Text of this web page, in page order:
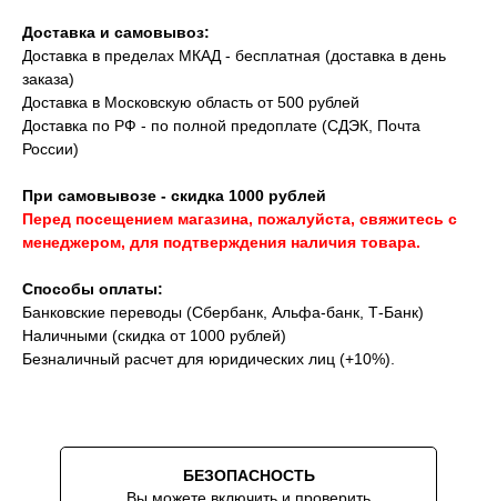
Доставка и самовывоз:
Доставка в пределах МКАД - бесплатная (доставка в день
заказа)
Доставка в Московскую область от 500 рублей
Доставка по РФ - по полной предоплате (СДЭК, Почта
России)
При самовывозе - скидка 1000 рублей
Перед посещением магазина, пожалуйста, свяжитесь с
менеджером, для подтверждения наличия товара.
Способы оплаты:
Банковские переводы (Сбербанк, Альфа-банк, Т-Банк)
Наличными (скидка от 1000 рублей)
Безналичный расчет для юридических лиц (+10%).
БЕЗОПАСНОСТЬ
Вы можете включить и проверить